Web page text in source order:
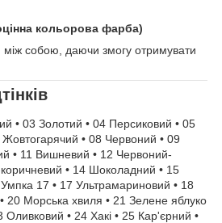
кольорова фарба)
між собою, даючи змогу отримувати
• 03 Золотий • 04 Персиковий • 05
• 08 Червоний • 09
• 11 Вишневий • 12 Червоний-
• 14 Шоколадний • 15
17 • 17 Ультрамариновий • 18
20 Морська хвиля • 21 Зелене яблуко
• 24 Хакі • 25 Кар'єрний •